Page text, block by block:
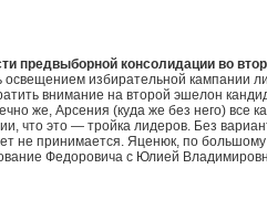
предвыборной консолидации во
освещением избирательной кампании
внимание на второй эшелон
же, Арсения (куда же без него) все
что это — тройка лидеров. Без
не принимается. Яценюк, по большому
Федоровича с Юлией